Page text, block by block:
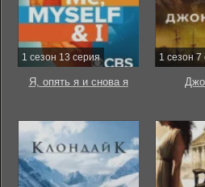
1 сезон 13 серия
Я, опять я и снова я
1 сезон 7